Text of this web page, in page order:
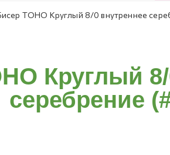
TOHO Круглый 8/0 внутреннее
Круглый
серебрение